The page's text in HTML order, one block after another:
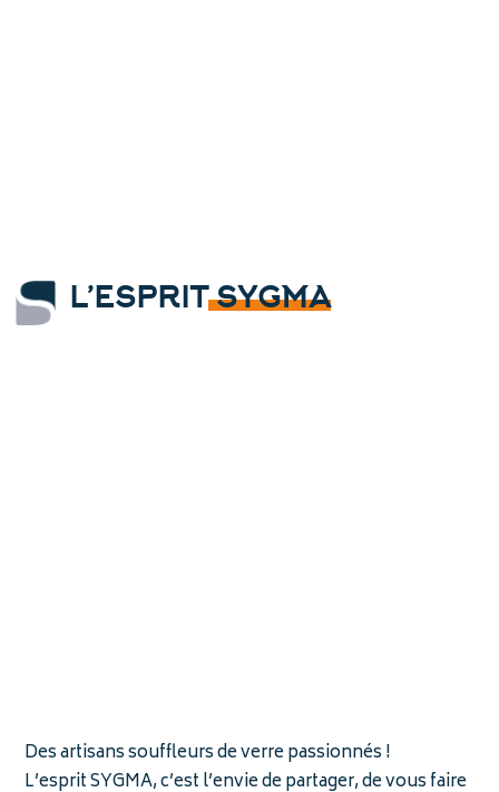
L’ESPRITSYGMA
Des artisans souffleurs de verre passionnés !
L’esprit SYGMA, c’est l’envie de partager, de vous faire